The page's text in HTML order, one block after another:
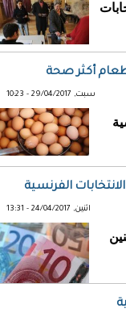
طعام أكثر صحة
سبت, 29/04/2017 - 10:23
الفرنسية
اثنين, 24/04/2017 - 13:31